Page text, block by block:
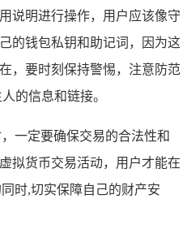
说明进行操作，用户应该像守
的钱包私钥和助记词，因为这
，要时刻保持警惕，注意防范
的信息和链接。
一定要确保交易的合法性和
拟货币交易活动，用户才能在
时,切实保障自己的财产安